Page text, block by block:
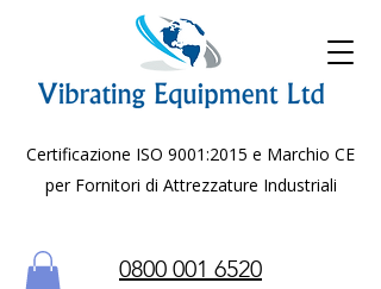
Certificazione ISO 9001:2015 e Marchio CE
per Fornitori di Attrezzature Industriali
0800 001 6520